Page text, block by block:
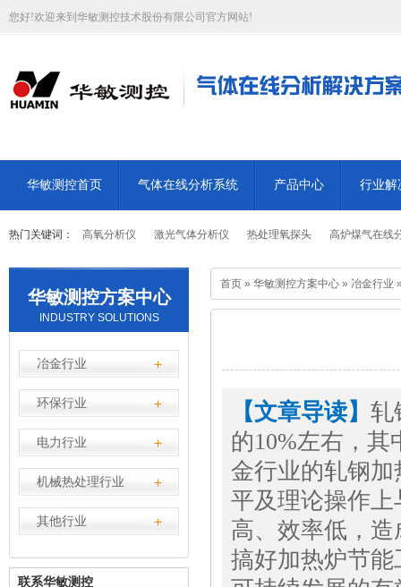
您好!欢迎来到华敏测控技术股份有限公司官方网站!
华敏测控首页 气体在线分析系统 产品中心 行业解
热门关键词： 高氧分析仪 激光气体分析仪 热处理氧探头 高炉煤气在线
华敏测控方案中心
INDUSTRY SOLUTIONS
冶金行业
环保行业
电力行业
机械热处理行业
其他行业
联系华敏测控
首页 » 华敏测控方案中心 » 冶金行业
【文章导读】 轧
的10%左右，其
金行业的轧钢
平及理论操作
高、效率低，
搞好加热炉节